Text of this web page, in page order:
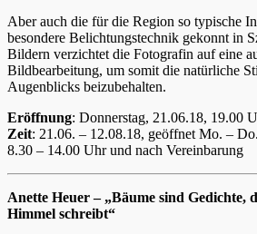
Aber auch die für die Region so typische
besondere Belichtungstechnik gekonnt in
Bildern verzichtet die Fotografin auf eine
Bildbearbeitung, um somit die natürliche
Augenblicks beizubehalten.
Eröffnung: Donnerstag, 21.06.18, 19.00
Zeit: 21.06. – 12.08.18, geöffnet Mo. –
8.30 – 14.00 Uhr und nach Vereinbarung
Anette Heuer – „Bäume sind Gedichte,
Himmel schreibt“